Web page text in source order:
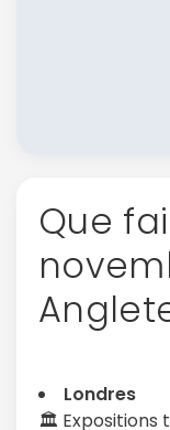
Que
Londres
🏛️ Expositions